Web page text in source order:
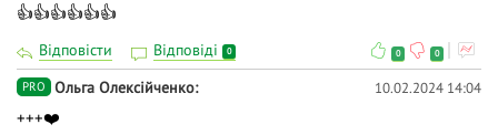
❓ Поставте питання на тему вебінару лекторам у
коментарях і ми відповімо на них у ході трансляції.
Питанням учасників із PRO-доступом отримають
відповідь гарантовано.
👍👍👍👍👍👍
Відповісти Відповіді 0 0 0
PRO Ольга Олексійченко 10.02.2024 14:04
+++❤️